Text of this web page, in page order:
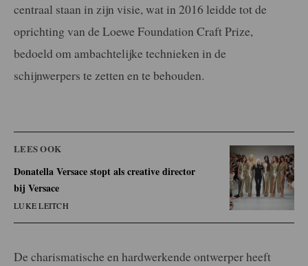
centraal staan in zijn visie, wat in 2016 leidde tot de
oprichting van de Loewe Foundation Craft Prize,
bedoeld om ambachtelijke technieken in de
schijnwerpers te zetten en te behouden.
LEES OOK
Donatella Versace stopt als creative director
bij Versace
LUKE LEITCH
De charismatische en hardwerkende ontwerper heeft